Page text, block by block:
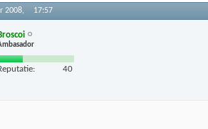
2008, 17:57
40